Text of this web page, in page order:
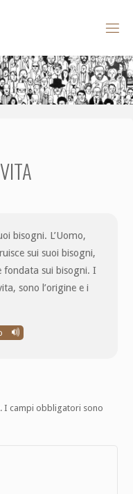
bisogni. L’Uomo,
sui suoi bisogni,
fondata sui bisogni. I
sono l’origine e i
I campi obbligatori sono